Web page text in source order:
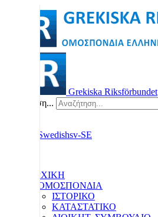
Grekiska Riksförbundet
Αναζήτηση...
ΑΡΧΙΚΗ
Η ΟΜΟΣΠΟΝΔΙΑ
ΙΣΤΟΡΙΚΟ
ΚΑΤΑΣΤΑΤΙΚΟ